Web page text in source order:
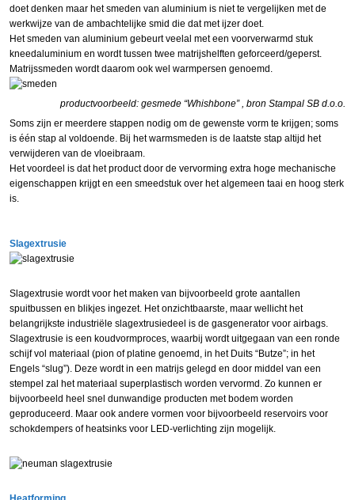
doet denken maar het smeden van aluminium is niet te vergelijken met de
werkwijze van de ambachtelijke smid die dat met ijzer doet.
Het smeden van aluminium gebeurt veelal met een voorverwarmd stuk
kneedaluminium en wordt tussen twee matrijshelften geforceerd/geperst.
Matrijssmeden wordt daarom ook wel warmpersen genoemd.
productvoorbeeld: gesmede “Whishbone” , bron Stampal SB d.o.o.
Soms zijn er meerdere stappen nodig om de gewenste vorm te krijgen; soms
is één stap al voldoende. Bij het warmsmeden is de laatste stap altijd het
verwijderen van de vloeibraam.
Het voordeel is dat het product door de vervorming extra hoge mechanische
eigenschappen krijgt en een smeedstuk over het algemeen taai en hoog sterk
is.
Slagextrusie
Slagextrusie wordt voor het maken van bijvoorbeeld grote aantallen
spuitbussen en blikjes ingezet. Het onzichtbaarste, maar wellicht het
belangrijkste industriële slagextrusiedeel is de gasgenerator voor airbags.
Slagextrusie is een koudvormproces, waarbij wordt uitgegaan van een ronde
schijf vol materiaal (pion of platine genoemd, in het Duits “Butze”; in het
Engels “slug”). Deze wordt in een matrijs gelegd en door middel van een
stempel zal het materiaal superplastisch worden vervormd. Zo kunnen er
bijvoorbeeld heel snel dunwandige producten met bodem worden
geproduceerd. Maar ook andere vormen voor bijvoorbeeld reservoirs voor
schokdempers of heatsinks voor LED-verlichting zijn mogelijk.